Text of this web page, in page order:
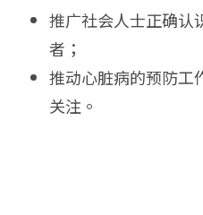
推广社会人士正确认
者；
推动心脏病的预防工
关注。